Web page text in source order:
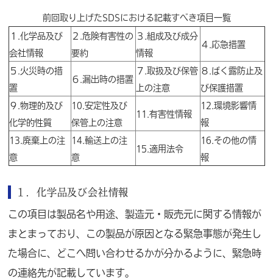
前回取り上げたSDSにおける記載すべき項目一覧
１.化学品及び
会社情報
２.危険有害性の
要約
３.組成及び成分
情報
４.応急措置
５.火災時の措
置
６.漏出時の措置
７.取扱及び保管
上の注意
８.ばく露防止及
び保護措置
９.物理的及び
化学的性質
10.安定性及び
保管上の注意
11.有害性情報
12.環境影響情
報
13.廃棄上の注
意
14.輸送上の注
意
15.適用法令
16.その他の情
報
１．化学品及び会社情報
この項目は製品名や用途、製造元・販売元に関する情報が
まとまっており、この製品が原因となる緊急事態が発生し
た場合に、どこへ問い合わせるかが分かるように、緊急時
の連絡先が記載しています。